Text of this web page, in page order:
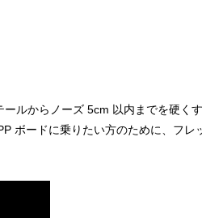
ルからノーズ 5cm 以内までを硬く
ボードに乗りたい方のために、フレ